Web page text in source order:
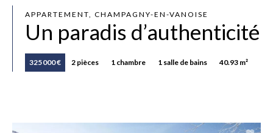
APPARTEMENT, CHAMPAGNY-EN-VANOISE
Un paradis d’authenticité
325 000 € 2 pièces 1 chambre 1 salle de bains 40.93 m²